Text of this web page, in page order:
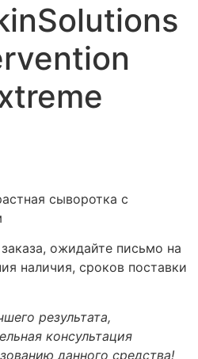
сыворотка с
ожидайте письмо на
наличия, сроков поставки
результата,
консультация
данного средства!